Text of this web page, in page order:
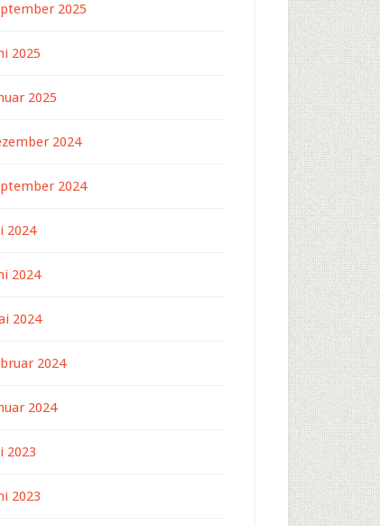
2025
2025
2025
2024
2024
2024
2024
2024
2024
2024
2023
2023